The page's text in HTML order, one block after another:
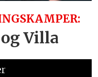
Villa